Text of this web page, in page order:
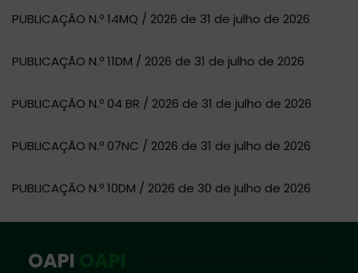
PUBLICAÇÃO N.º 14MQ / 2026 de 31 de julho de 2026
PUBLICAÇÃO N.º 11DM / 2026 de 31 de julho de 2026
PUBLICAÇÃO N.º 04 BR / 2026 de 31 de julho de 2026
PUBLICAÇÃO N.º 07NC / 2026 de 31 de julho de 2026
PUBLICAÇÃO N.º 10DM / 2026 de 30 de julho de 2026
OAPI